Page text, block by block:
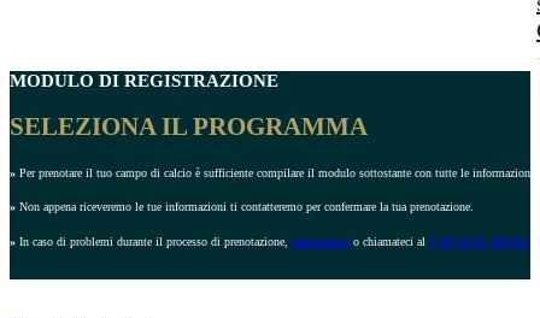
MODULO DI REGISTRAZIONE
SELEZIONA IL PROGRAMMA
» Per prenotare il tuo campo di calcio è sufficiente compilare il modulo sottostante con tutte le informazioni
» Non appena riceveremo le tue informazioni ti contatteremo per confermare la tua prenotazione.
» In caso di problemi durante il processo di prenotazione, contattateci o chiamateci al (+39) 02 87 368 972